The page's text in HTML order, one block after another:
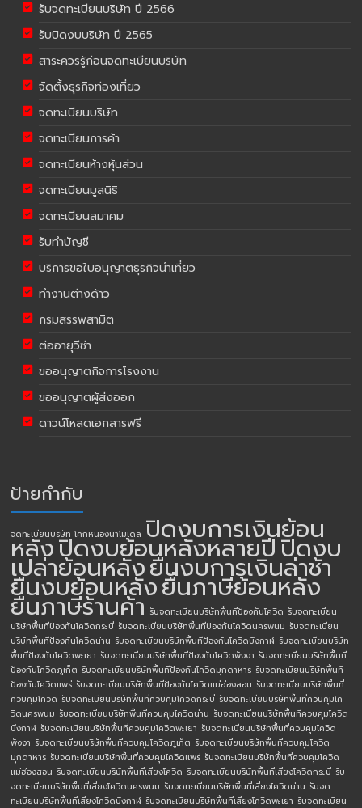
รับจดทะเบียนบริษัท ปี 2566
รับปิดงบบริษัท ปี 2565
สาระควรรู้ก่อนจดทะเบียนบริษัท
จัดตั้งธุรกิจท่องเที่ยว
จดทะเบียนบริษัท
จดทะเบียนการค้า
จดทะเบียนห้างหุ้นส่วน
จดทะเบียนมูลนิธิ
จดทะเบียนสมาคม
รับทำบัญชี
บริการขอใบอนุญาตธุรกิจนำเที่ยว
ทำงานต่างด้าว
กรมสรรพสามิต
ต่ออายุวีซ่า
ขออนุญาตกิจการโรงงาน
ขออนุญาตผู้ส่งออก
ดาวน์โหลดเอกสารฟรี
ป้ายกำกับ
จดทะเบียนบริษัท โคกหนองนาโมเดล ปิดงบการเงินย้อน
หลังปิดงบย้อนหลังหลายปีปิดงบ
เปล่าย้อนหลังยื่นงบการเงินล่าช้า
ยื่นงบย้อนหลังยื่นภาษีย้อนหลัง
ยื่นภาษีร้านค้า รับจดทะเบียนบริษัทพื้นทีป้องกันโควิด รับจดทะเบียน
บริษัทพื้นทีป้องกันโควิดกระบี่ รับจดทะเบียนบริษัทพื้นทีป้องกันโควิดนครพนม รับจดทะเบียน
บริษัทพื้นทีป้องกันโควิดน่าน รับจดทะเบียนบริษัทพื้นทีป้องกันโควิดบึงกาฬ รับจดทะเบียนบริษัท
พื้นทีป้องกันโควิดพะเยา รับจดทะเบียนบริษัทพื้นทีป้องกันโควิดพังงา รับจดทะเบียนบริษัทพื้นที
ป้องกันโควิดภูเก็ต รับจดทะเบียนบริษัทพื้นทีป้องกันโควิดมุกดาหาร รับจดทะเบียนบริษัทพื้นที
ป้องกันโควิดแพร่ รับจดทะเบียนบริษัทพื้นทีป้องกันโควิดแม่ฮ่องสอน รับจดทะเบียนบริษัทพื้นที่
ควบคุมโควิด รับจดทะเบียนบริษัทพื้นที่ควบคุมโควิดกระบี่ รับจดทะเบียนบริษัทพื้นที่ควบคุมโค
วิดนครพนม รับจดทะเบียนบริษัทพื้นที่ควบคุมโควิดน่าน รับจดทะเบียนบริษัทพื้นที่ควบคุมโควิด
บึงกาฬ รับจดทะเบียนบริษัทพื้นที่ควบคุมโควิดพะเยา รับจดทะเบียนบริษัทพื้นที่ควบคุมโควิด
พังงา รับจดทะเบียนบริษัทพื้นที่ควบคุมโควิดภูเก็ต รับจดทะเบียนบริษัทพื้นที่ควบคุมโควิด
มุกดาหาร รับจดทะเบียนบริษัทพื้นที่ควบคุมโควิดแพร่ รับจดทะเบียนบริษัทพื้นที่ควบคุมโควิด
แม่ฮ่องสอน รับจดทะเบียนบริษัทพื้นที่เสี่ยงโควิด รับจดทะเบียนบริษัทพื้นที่เสี่ยงโควิดกระบี่ รับ
จดทะเบียนบริษัทพื้นที่เสี่ยงโควิดนครพนม รับจดทะเบียนบริษัทพื้นที่เสี่ยงโควิดน่าน รับจด
ทะเบียนบริษัทพื้นที่เสี่ยงโควิดบึงกาฬ รับจดทะเบียนบริษัทพื้นที่เสี่ยงโควิดพะเยา รับจดทะเบียน